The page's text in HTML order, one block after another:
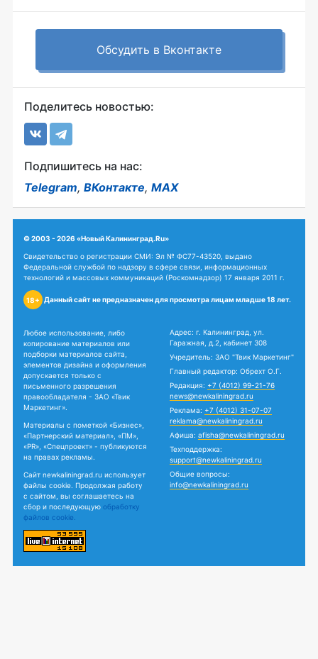
Обсудить в Вконтакте
Поделитесь новостью:
Подпишитесь на нас:
Telegram, ВКонтакте, MAX
© 2003 - 2026 «Новый Калининград.Ru»
Свидетельство о регистрации СМИ: Эл № ФС77-43520, выдано
Федеральной службой по надзору в сфере связи, информационных
технологий и массовых коммуникаций (Роскомнадзор) 17 января 2011 г.
18+ Данный сайт не предназначен для просмотра лицам младше 18 лет.
Любое использование, либо
копирование материалов или
подборки материалов сайта,
элементов дизайна и оформления
допускается только с
письменного разрешения
правообладателя - ЗАО «Твик
Маркетинг».
Материалы с пометкой «Бизнес»,
«Партнерский материал», «ПМ»,
«PR», «Спецпроект» - публикуются
на правах рекламы.
Сайт newkaliningrad.ru использует
файлы cookie. Продолжая работу
с сайтом, вы соглашаетесь на
сбор и последующую обработку
файлов cookie.
Адрес: г. Калининград, ул.
Гаражная, д.2, кабинет 308
Учредитель: ЗАО "Твик Маркетинг"
Главный редактор: Обрехт О.Г.
Редакция: +7 (4012) 99-21-76
news@newkaliningrad.ru
Реклама: +7 (4012) 31-07-07
reklama@newkaliningrad.ru
Афиша: afisha@newkaliningrad.ru
Техподдержка:
support@newkaliningrad.ru
Общие вопросы:
info@newkaliningrad.ru